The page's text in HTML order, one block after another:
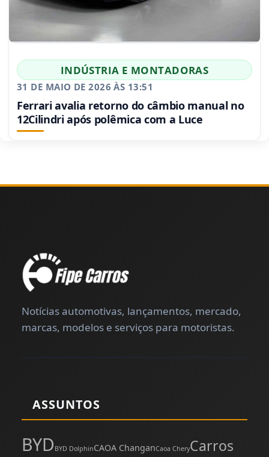
INDÚSTRIA E MONTADORAS
31 DE MAIO DE 2026 ÀS 13:51
Ferrari avalia retorno do câmbio manual no
12Cilindri após polêmica com a Luce
Notícias automotivas, lançamentos, mercado,
marcas, modelos e serviços para motoristas.
ASSUNTOS
BYD BYD DolphinCAOA ChanganCaoa CheryCarros